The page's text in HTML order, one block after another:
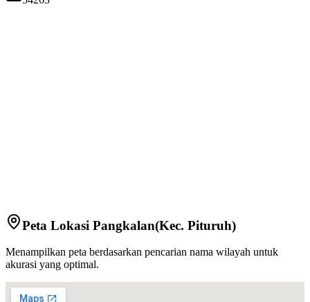
Peta Lokasi Pangkalan(Kec. Pituruh)
Menampilkan peta berdasarkan pencarian nama wilayah untuk
akurasi yang optimal.